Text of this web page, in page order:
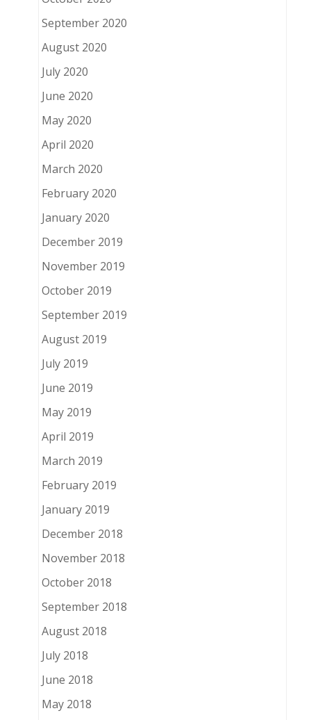
September 2020
August 2020
July 2020
June 2020
May 2020
April 2020
March 2020
February 2020
January 2020
December 2019
November 2019
October 2019
September 2019
August 2019
July 2019
June 2019
May 2019
April 2019
March 2019
February 2019
January 2019
December 2018
November 2018
October 2018
September 2018
August 2018
July 2018
June 2018
May 2018